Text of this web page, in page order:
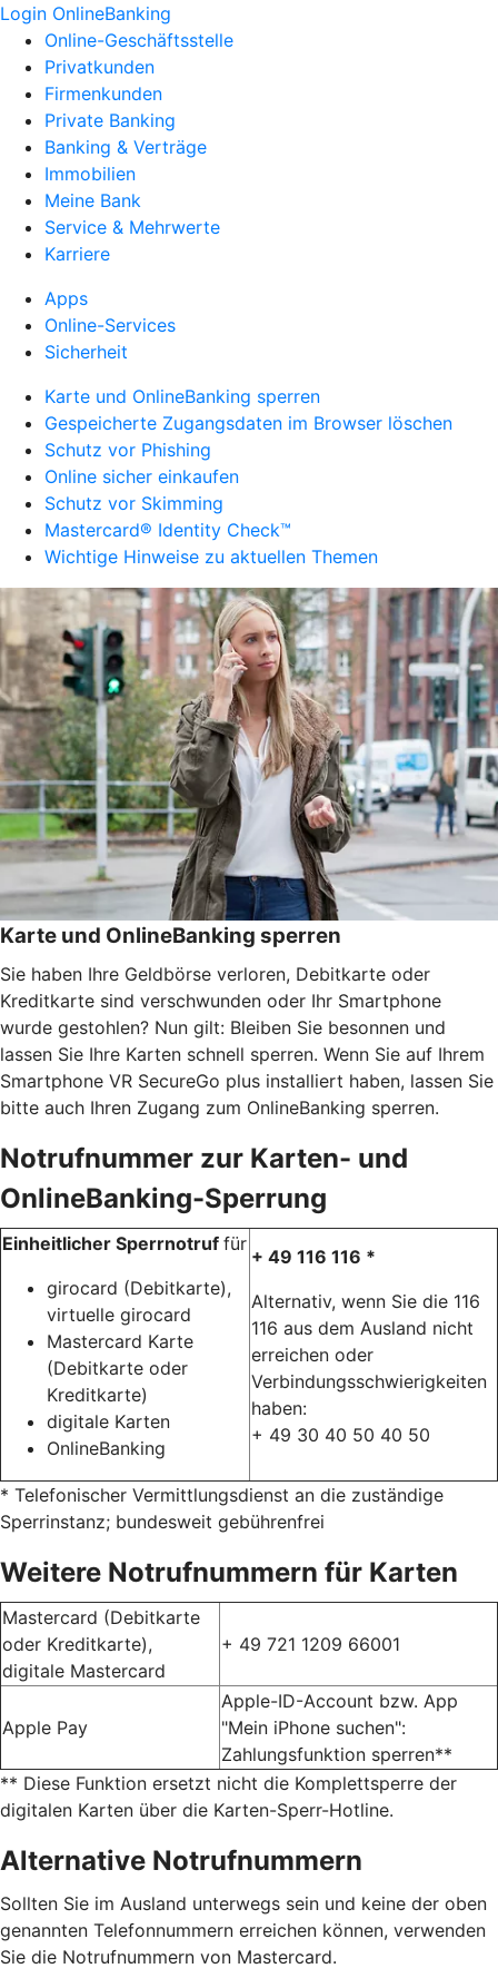
Login OnlineBanking
Online-Geschäftsstelle
Privatkunden
Firmenkunden
Private Banking
Banking & Verträge
Immobilien
Meine Bank
Service & Mehrwerte
Karriere
Apps
Online-Services
Sicherheit
Karte und OnlineBanking sperren
Gespeicherte Zugangsdaten im Browser löschen
Schutz vor Phishing
Online sicher einkaufen
Schutz vor Skimming
Mastercard® Identity Check™
Wichtige Hinweise zu aktuellen Themen
Karte und OnlineBanking sperren
Sie haben Ihre Geldbörse verloren, Debitkarte oder
Kreditkarte sind verschwunden oder Ihr Smartphone
wurde gestohlen? Nun gilt: Bleiben Sie besonnen und
lassen Sie Ihre Karten schnell sperren. Wenn Sie auf Ihrem
Smartphone VR SecureGo plus installiert haben, lassen Sie
bitte auch Ihren Zugang zum OnlineBanking sperren.
Notrufnummer zur Karten- und
OnlineBanking-Sperrung
Einheitlicher Sperrnotruf für
girocard (Debitkarte),
virtuelle girocard
Mastercard Karte
(Debitkarte oder
Kreditkarte)
digitale Karten
OnlineBanking
+ 49 116 116 *
Alternativ, wenn Sie die 116
116 aus dem Ausland nicht
erreichen oder
Verbindungsschwierigkeiten
haben:
+ 49 30 40 50 40 50
* Telefonischer Vermittlungsdienst an die zuständige
Sperrinstanz; bundesweit gebührenfrei
Weitere Notrufnummern für Karten
Mastercard (Debitkarte
oder Kreditkarte),
digitale Mastercard
+ 49 721 1209 66001
Apple Pay
Apple-ID-Account bzw. App
"Mein iPhone suchen":
Zahlungsfunktion sperren**
** Diese Funktion ersetzt nicht die Komplettsperre der
digitalen Karten über die Karten-Sperr-Hotline.
Alternative Notrufnummern
Sollten Sie im Ausland unterwegs sein und keine der oben
genannten Telefonnummern erreichen können, verwenden
Sie die Notrufnummern von Mastercard.